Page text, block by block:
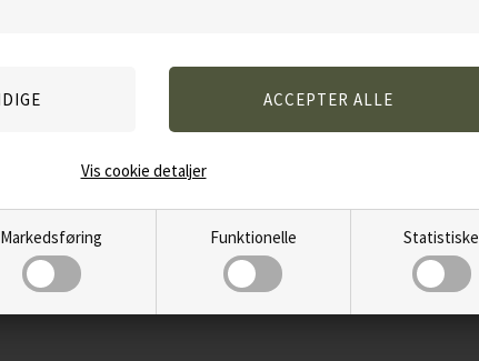
Markedsføring Funktionelle Statistiske
Vis cookie detaljer
Giver en solid højfrekvens tone
Anvendes til Spaniels
Specifikationer, 211.5:
Standard-høj pitch
Uden kugle
Giver en solid tone
Anvendes til Retrievers